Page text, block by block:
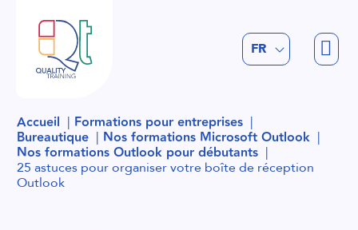
FR
NL
Accueil Formations pour entreprises
Bureautique Nos formations Microsoft Outlook
Nos formations Outlook pour débutants
25 astuces pour organiser votre boîte de réception
Outlook